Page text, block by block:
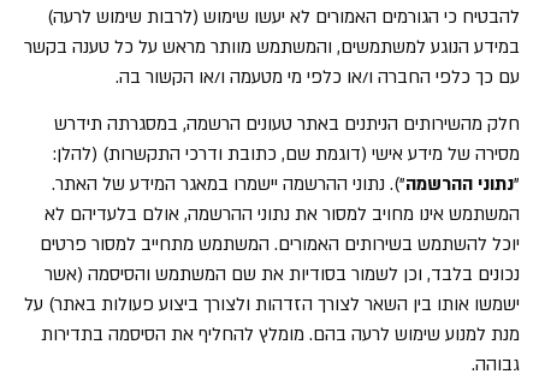
להבטיח כי הגורמים האמורים לא יעשו שימוש (לרבות שימוש לרעה)
במידע הנוגע למשתמשים, והמשתמש מוותר מראש על כל טענה בקשר
עם כך כלפי החברה ו/או כלפי מי מטעמה ו/או הקשור בה.
חלק מהשירותים הניתנים באתר טעונים הרשמה, במסגרתה תידרש
מסירה של מידע אישי (דוגמת שם, כתובת ודרכי התקשרות) (להלן:
"נתוני ההרשמה"). נתוני ההרשמה יישמרו במאגר המידע של האתר.
המשתמש אינו מחויב למסור את נתוני ההרשמה, אולם בלעדיהם לא
יוכל להשתמש בשירותים האמורים. המשתמש מתחייב למסור פרטים
נכונים בלבד, וכן לשמור בסודיות את שם המשתמש והסיסמה (אשר
ישמשו אותו בין השאר לצורך הזדהות ולצורך ביצוע פעולות באתר) על
מנת למנוע שימוש לרעה בהם. מומלץ להחליף את הסיסמה בתדירות
גבוהה.